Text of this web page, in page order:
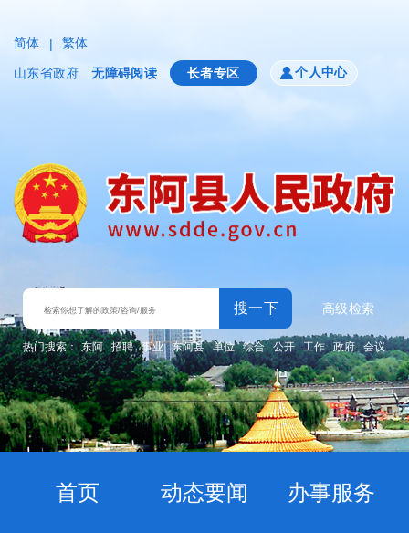
简体 | 繁体
山东省政府 无障碍阅读 长者专区 个人中心
搜一下 高级检索
热门搜索： 东阿 招聘 事业 东阿县 单位 综合 公开 工作 政府 会议
首页 动态要闻 办事服务